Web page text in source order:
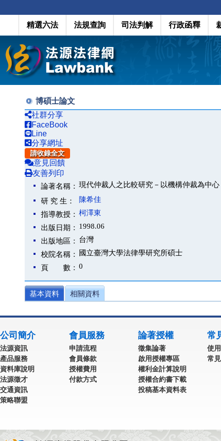
精選六法 法規查詢 司法判解 行政函釋
博碩士論文
社群分享
FaceBook
Line
分享網址
請收錄全文
意見回饋
友善列印
論著名稱： 現代仲裁人之比較研究－以機構仲裁為中心
研 究 生：
陳希佳
指導教授： 柯澤東
出版日期： 1998.06
出版地區： 台灣
校院名稱：
國立臺灣大學法律學研究所碩士
頁 數： 0
基本資料 相關資料
公司簡介
法源資訊
產品服務
資料庫說明
法源徵才
交通資訊
策略聯盟
會員服務
申請流程
會員條款
授權費用
付款方式
論著授權
徵集論著
啟用授權專區
權利金計算說明
授權合約書下載
投稿基本資料表
常
使
常